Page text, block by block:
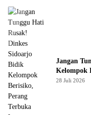
Jangan
Kelompok
Hepatitis
28 Juli 2026